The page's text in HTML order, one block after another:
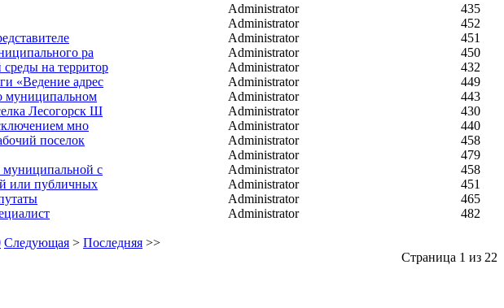
Administrator
435
Administrator
452
Administrator
451
ра Administrator
450
на территор Administrator
432
«Ведение адрес Administrator
449
муниципальном Administrator
443
Лесогорск Ш Administrator
430
мно Administrator
440
поселок Administrator
458
Administrator
479
муниципальной с Administrator
458
или публичных Administrator
451
Administrator
465
Administrator 482
Следующая > Последняя >>
Страница 1 из 22